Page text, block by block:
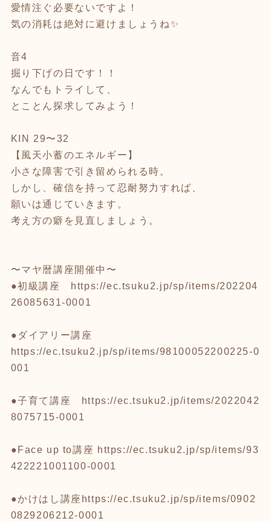
愛情注ぐ必要ないですよ！
気の消耗は絶対に避けましょうね✨
音4
掘り下げの日です！！
なんでもトライして、
とことん探求してみよう！
KIN 29〜32
【風天小蓄のエネルギー】
小さな障害で引き留められる時。
しかし、確信を持って忍耐努力すれば、
願いは通じていきます。
考え方の癖を見直しましょう。
〜マヤ暦講座開催中〜
●初級講座
https://ec.tsuku2.jp/sp/items/202204
26085631-0001
●ダイアリー講座
https://ec.tsuku2.jp/sp/items/98100052200225-0
001
●子育て講座
https://ec.tsuku2.jp/items/2022042
8075715-0001
●Face up to講座 https://ec.tsuku2.jp/sp/items/93
422221001100-0001
●かけはし講座 https://ec.tsuku2.jp/sp/items/0902
0829206212-0001